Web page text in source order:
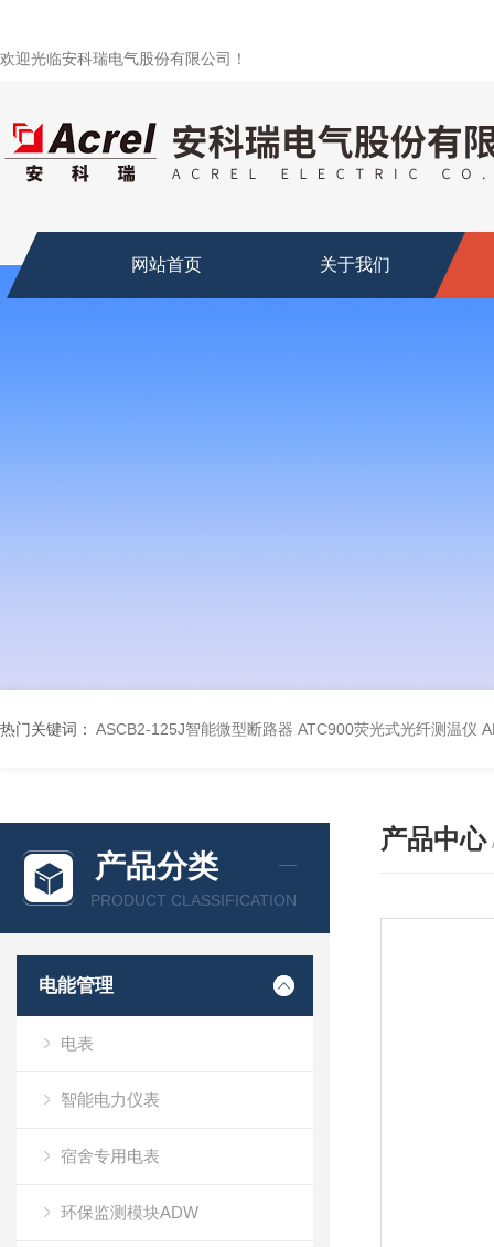
欢迎光临安科瑞电气股份有限公司！
网站首页 关于我们
热门关键词： ASCB2-125J智能微型断路器 ATC900荧光式光纤测温仪
产品分类
PRODUCT CLASSIFICATION
电能管理
电表
智能电力仪表
宿舍专用电表
环保监测模块ADW
产品中心